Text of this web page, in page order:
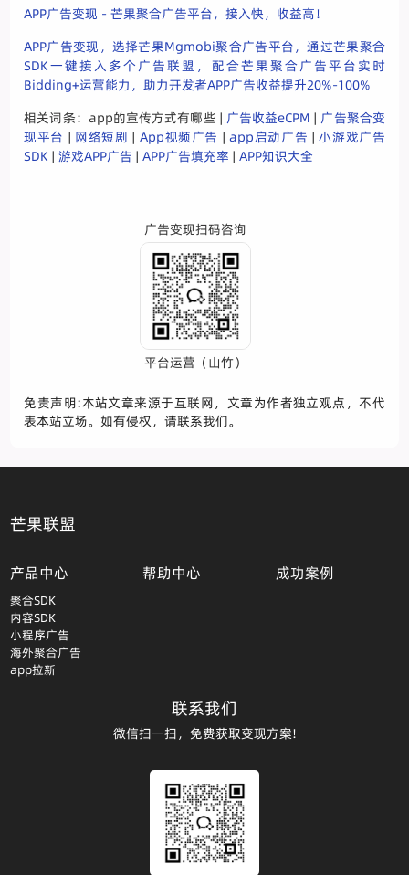
APP广告变现 - 芒果聚合广告平台，接入快，收益高！
APP广告变现，选择芒果Mgmobi聚合广告平台，通过芒果聚合
SDK一键接入多个广告联盟，配合芒果聚合广告平台实时
Bidding+运营能力，助力开发者APP广告收益提升20%-100%
相关词条：app的宣传方式有哪些 | 广告收益eCPM |广告聚合变
现平台 | 网络短剧 | App视频广告 |app启动广告 |小游戏广告
SDK |游戏APP广告 |APP广告填充率 |APP知识大全
广告变现扫码咨询
平台运营（山竹）
免责声明:本站文章来源于互联网，文章为作者独立观点，不代
表本站立场。如有侵权，请联系我们。
芒果联盟
产品中心
聚合SDK
内容SDK
小程序广告
海外聚合广告
app拉新
帮助中心 成功案例
联系我们
微信扫一扫，免费获取变现方案!